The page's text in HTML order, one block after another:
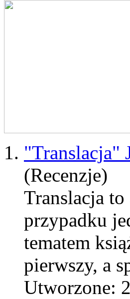
1. "Translacja"
(Recenzje)
Translacja
przypadku
tematem
pierwszy, a
Utworzone: